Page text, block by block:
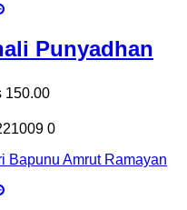
Punyadhan
150.00
0